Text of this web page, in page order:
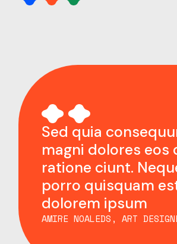
Sed quia
magni dolores eos
ratione ciunt.
porro quisquam
dolorem ipsum
AMIRE NOALEDS, ART